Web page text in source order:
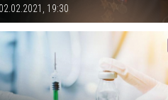
02.02.2021, 19:30